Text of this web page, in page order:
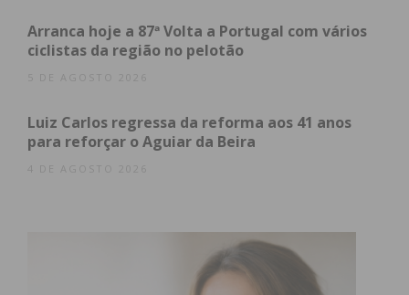
Arranca hoje a 87ª Volta a Portugal com vários
ciclistas da região no pelotão
5 DE AGOSTO 2026
Luiz Carlos regressa da reforma aos 41 anos
para reforçar o Aguiar da Beira
4 DE AGOSTO 2026